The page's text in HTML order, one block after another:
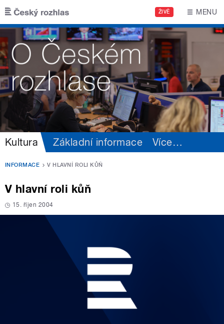
Přejít k hlavnímu obsahu
ŽIVĚ MENU
Kultura Základní informace Více…
INFORMACE V HLAVNÍ ROLI KŮŇ
V hlavní roli kůň
15. říjen 2004